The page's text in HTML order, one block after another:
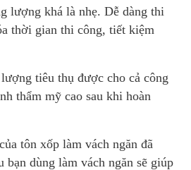
lượng khá là nhẹ. Dễ dàng thi
thời gian thi công, tiết kiệm
tiêu thụ được cho cả công
thẩm mỹ cao sau khi hoàn
tôn xốp làm vách ngăn đã
dùng làm vách ngăn sẽ giúp